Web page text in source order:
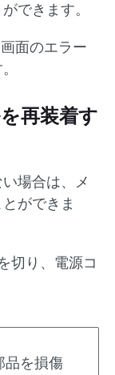
できます。
面のエラー
再装着す
場合は、メ
ができま
切り、電源コ
品を損傷